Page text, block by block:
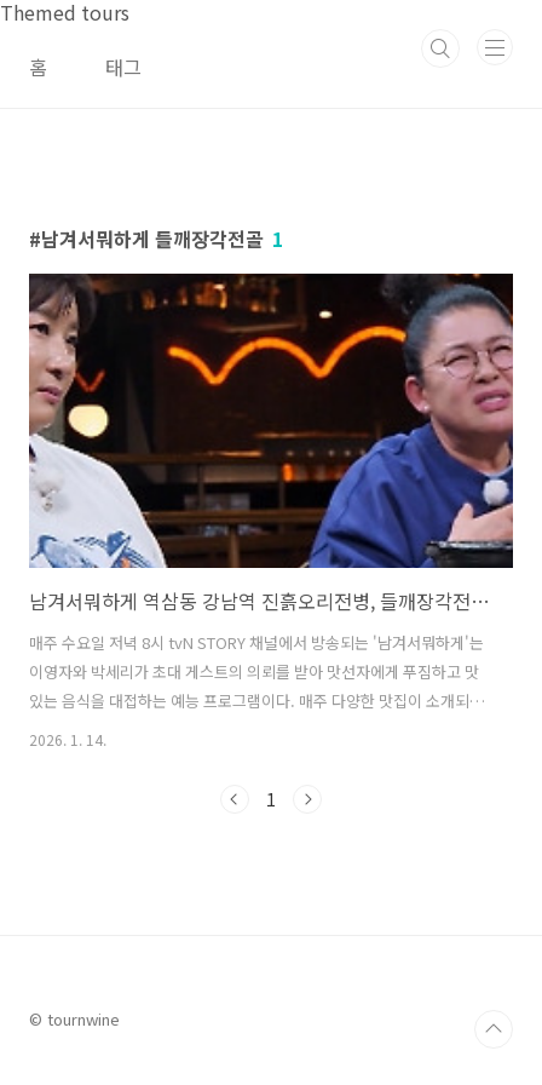
본문 바로가기
Themed tours
홈
태그
남겨서뭐하게 들깨장각전골 1
남겨서뭐하게 역삼동 강남역 진흙오리전병, 들깨장각전골 맛집 위치 정보
매주 수요일 저녁 8시 tvN STORY 채널에서 방송되는 '남겨서뭐하게'는
이영자와 박세리가 초대 게스트의 의뢰를 받아 맛선자에게 푸짐하고 맛
있는 음식을 대접하는 예능 프로그램이다. 매주 다양한 맛집이 소개되면
서 큰 사랑을 받고 있는 프로그램으로 이번 주에는 개통령 강형욱이 초청
강남역 근처에 위치한 도심 속 계곡감성이 물씬 나는 이색 식당에서 진흙
2026. 1. 14.
1
© tournwine